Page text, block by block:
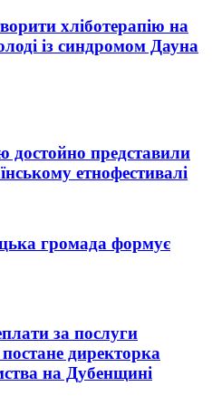
хліботерапію на
із синдромом Дауна
достойно представили
етнофестивалі
громада формує
за послуги
директорка
на Дубенщині